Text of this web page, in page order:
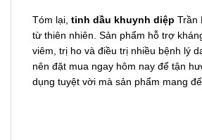
Tóm lại, tinh dầu khuynh diệp Trần
từ thiên nhiên. Sản phẩm hỗ trợ
viêm, trị ho và điều trị nhiều bệnh lý
nên đặt mua ngay hôm nay để tận
dụng tuyệt vời mà sản phẩm mang